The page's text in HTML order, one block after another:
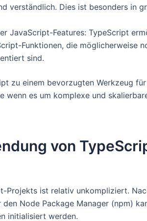
verständlich. Dies ist besonders in
JavaScript-Features: TypeScript
Funktionen, die möglicherweise
sind.
zu einem bevorzugten Werkzeug
wenn es um komplexe und
von
Projekts ist relativ unkompliziert.
Node Package Manager (npm)
initialisiert werden.